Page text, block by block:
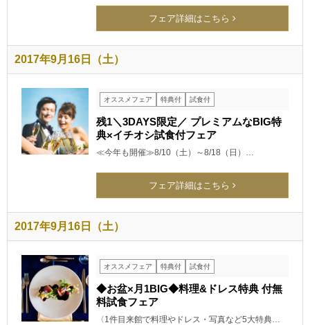
フェア詳細はこちら
2017年9月16日（土）
オススメフェア 特典付 試食付
残1＼3DAYS限定／ プレミアムなBIG特
典×イチオシ試食付フェア
≪今年も開催≫8/10（土）～8/18（日）…
フェア詳細はこちら
2017年9月16日（土）
オススメフェア 特典付 試食付
◆お盆×月1BIG◆料理&ドレス特典 付無
料試食フェア
〈1件目来館で料理やドレス・写真など5大特典…